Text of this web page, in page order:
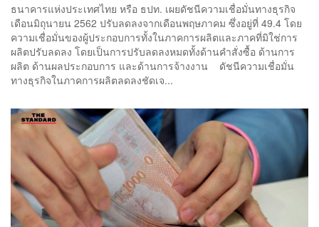
ธนาคารแห่งประเทศไทย หรือ ธปท. เผยดัชนีความเชื่อมั่นทางธุรกิจ
เดือนมิถุนายน 2562 ปรับลดลงจากเดือนพฤษภาคม ซึ่งอยู่ที่ 49.4 โดย
ความเชื่อมั่นของผู้ประกอบการทั้งในภาคการผลิตและภาคที่มิใช่การ
ผลิตปรับลดลง โดยเป็นการปรับลดลงหมดทั้งด้านคำสั่งซื้อ ด้านการ
ผลิต ด้านผลประกอบการ และด้านการจ้างงาน ดัชนีความเชื่อมั่น
ทางธุรกิจในภาคการผลิตลดลงชัดเจ...